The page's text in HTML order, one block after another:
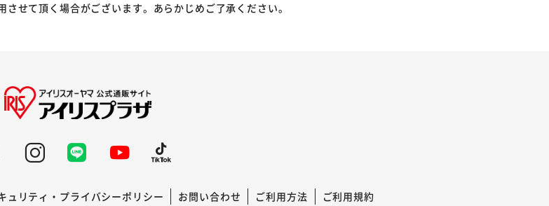
せて頂く場合がございます。あらかじめご了承ください。
ュリティ・プライバシーポリシー お問い合わせ ご利用方法 ご利用規約